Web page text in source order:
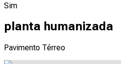
Sim
planta humanizada
Pavimento Térreo